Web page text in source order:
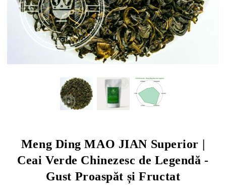
Meng Ding MAO JIAN Superior |
Ceai Verde Chinezesc de Legendă -
Gust Proaspăt și Fructat